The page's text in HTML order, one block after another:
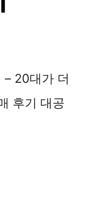
– 20대가 더
후기 대공